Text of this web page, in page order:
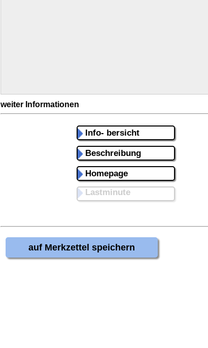
weiter Informationen
Info- bersicht
Beschreibung
Homepage
Lastminute
auf Merkzettel speichern